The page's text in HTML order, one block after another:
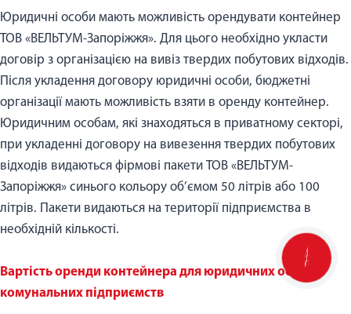
Юридичні особи мають можливість орендувати контейнер
ТОВ «ВЕЛЬТУМ-Запоріжжя». Для цього необхідно укласти
договір з організацією на вивіз твердих побутових відходів.
Після укладення договору юридичні особи, бюджетні
організації мають можливість взяти в оренду контейнер.
Юридичним особам, які знаходяться в приватному секторі,
при укладенні договору на вивезення твердих побутових
відходів видаються фірмові пакети ТОВ «ВЕЛЬТУМ-
Запоріжжя» синього кольору об’ємом 50 літрів або 100
літрів. Пакети видаються на території підприємства в
необхідній кількості.
Вартість оренди контейнера для юридичних осіб та
комунальних підприємств
КНОПКА
ЗВ'ЯЗКУ